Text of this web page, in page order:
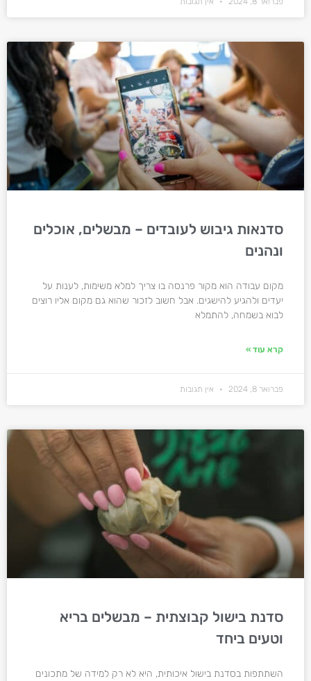
סדנאות גיבוש לעובדים – מבשלים, אוכלים
ונהנים
מקום עבודה הוא מקור פרנסה בו צריך למלא משימות, לענות על
יעדים ולהגיע להישגים. אבל חשוב לזכור שהוא גם מקום אליו רוצים
לבוא בשמחה, להתמלא
קרא עוד »
פברואר 8, 2024 אין תגובות
סדנת בישול קבוצתית – מבשלים בריא
וטעים ביחד
השתתפות בסדנת בישול איכותית, היא לא רק למידה של מתכונים